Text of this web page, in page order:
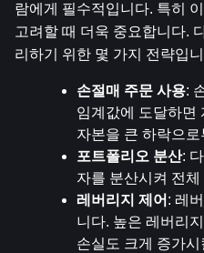
람에게 필수적입니다. 특히
고려할 때 더욱 중요합니다.
리하기 위한 몇 가지 전략입
손절매 주문 사용:
임계값에 도달하면
자본을 큰 하락으
포트폴리오 분산:
자를 분산시켜 전
레버리지 제어 : 레
니다. 높은 레버리
손실도 크게 증가